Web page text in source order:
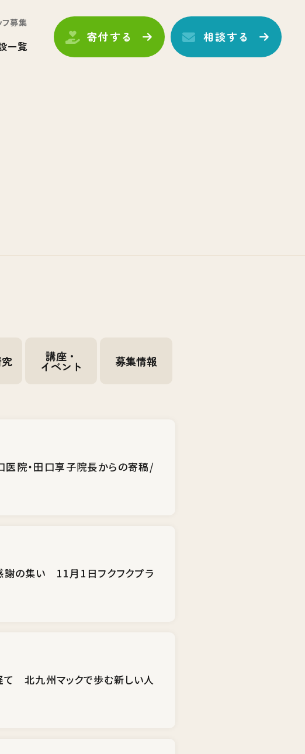
フ募集
一覧
寄付する 相談する
講座・
イベント 募集情報
医院・田口享子院長からの寄稿/
謝の集い 11月1日フクフクプラ
て 北九州マックで歩む新しい人